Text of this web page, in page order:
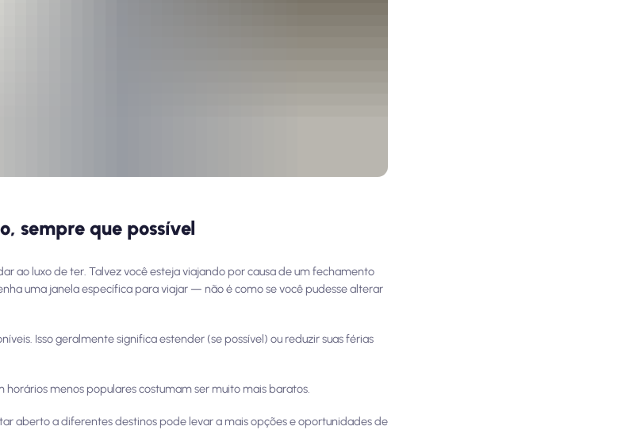
sempre que possível
ao luxo de ter. Talvez você esteja viajando por causa de um fechamento
uma janela específica para viajar — não é como se você pudesse alterar
Isso geralmente significa estender (se possível) ou reduzir suas férias
menos populares costumam ser muito mais baratos.
aberto a diferentes destinos pode levar a mais opções e oportunidades de